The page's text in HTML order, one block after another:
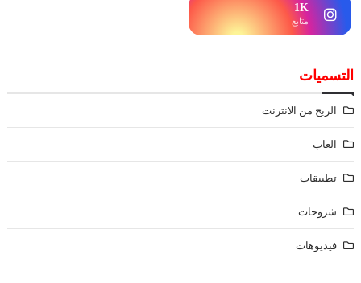
1K
متابع
التسميات
الربح من الانترنت
العاب
تطبيقات
شروحات
فيديوهات